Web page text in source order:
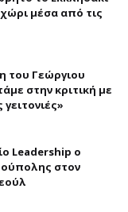
μέσα από τις
του Γεώργιου
στην κριτική με
Leadership ο
στον